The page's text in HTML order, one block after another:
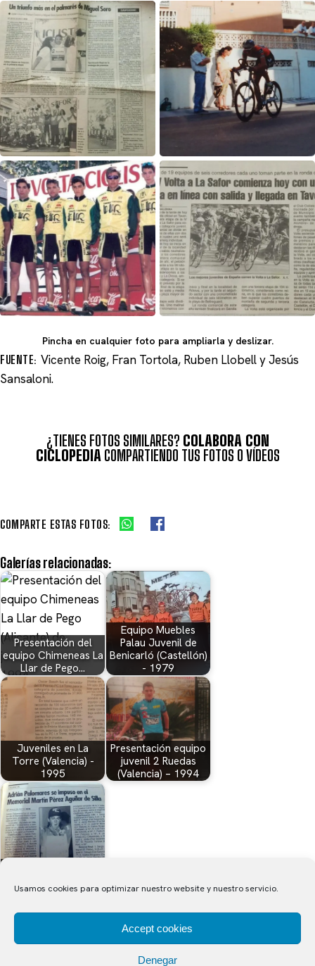
Usamos cookies para optimizar nuestro website y nuestro servicio.
Accept cookies
Denegar
Pincha en cualquier foto para ampliarla y deslizar.
FUENTE: Vicente Roig, Fran Tortola, Ruben Llobell y Jesús
Sansaloni.
¿TIENES FOTOS SIMILARES? COLABORA CON
CICLOPEDIACOMPARTIENDO TUS FOTOS O VÍDEOS
COMPARTE ESTAS FOTOS:
Galerías relacionadas:
Presentación del
equipo Chimeneas La
Llar de Pego…
Equipo Muebles
Palau Juvenil de
Benicarló (Castellón)
- 1979
Juveniles en La
Torre (Valencia) -
1995
Presentación equipo
juvenil 2 Ruedas
(Valencia) – 1994